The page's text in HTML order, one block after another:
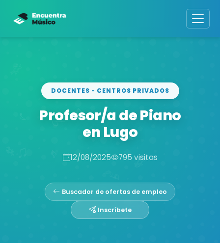
DOCENTES - CENTROS PRIVADOS
Profesor/a de Piano
en Lugo
12/08/2025 795 visitas
Buscador de ofertas de empleo
Inscríbete